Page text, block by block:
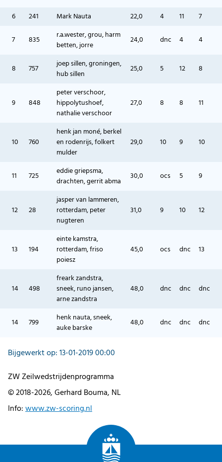
6
241 Mark Nauta 22,0 4 11 7
7 835
r.a.wester, grou, harm
betten, jorre
24,0 dnc 4 4
8 757
joep sillen, groningen,
hub sillen
25,0 5 12 8
9 848
peter verschoor,
hippolytushoef,
nathalie verschoor
27,0 8 8 11
10 760
henk jan moné, berkel
en rodenrijs, folkert
mulder
29,0 10 9 10
11 725
eddie griepsma,
drachten, gerrit abma
30,0 ocs 5 9
12 28
jasper van lammeren,
rotterdam, peter
nugteren
31,0 9 10 12
13 194
einte kamstra,
rotterdam, friso
poiesz
45,0 ocs dnc 13
14 498
freark zandstra,
sneek, runo jansen,
arne zandstra
48,0 dnc dnc dnc
14 799
henk nauta, sneek,
auke barske
48,0 dnc dnc dnc
Bijgewerkt op: 13-01-2019 00:00
ZW Zeilwedstrijdenprogramma
© 2018-2026, Gerhard Bouma, NL
Info:www.zw-scoring.nl